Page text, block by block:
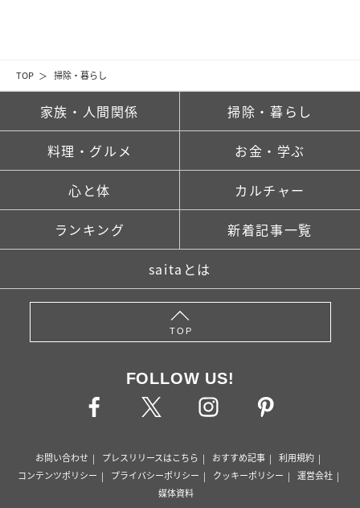
TOP 掃除・暮らし
家族・人間関係 掃除・暮らし
料理・グルメ お金・学ぶ
心と体 カルチャー
ランキング 新着記事一覧
saitaとは
TOP
FOLLOW US!
お問い合わせ プレスリリースはこちら おすすめ記事
利用規約
コンテンツポリシー
プライバシーポリシー クッキーポリシー
運営会社
媒体資料